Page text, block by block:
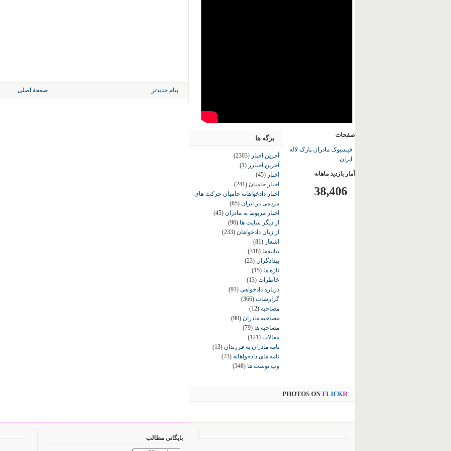
پیام جدیدتر صفحهٔ اصلی
برگه ها
آخرین اخبار (2303)
آخرین اخبارر (1)
اخبار (45)
اخبار حامیان (241)
اخبار دادخواهانه حامیان حرکت های
مردمی در ایران (65)
اخبار مربوط به مادران (45)
از دیگر سایت ها (96)
از زبان دادخواهان (233)
اشعار (81)
بیانیه‌ها (318)
بیدادگران (23)
تازه ها (15)
خاطرات (13)
درباره دادخواهی (93)
گزارشات (366)
مصاحبه (12)
مصاحبه مادران (90)
مصاحبه ها (79)
مقالات (121)
نامه مادران به فرزندان (13)
نامه های دادخواهانه (73)
وب نوشت ها (348)
صفحات
فیسبوک مادران پارک لاله
ایران
آمار بازدید ماهانه
38,406
PHOTOS ON FLICKR
بایگانی مطالب